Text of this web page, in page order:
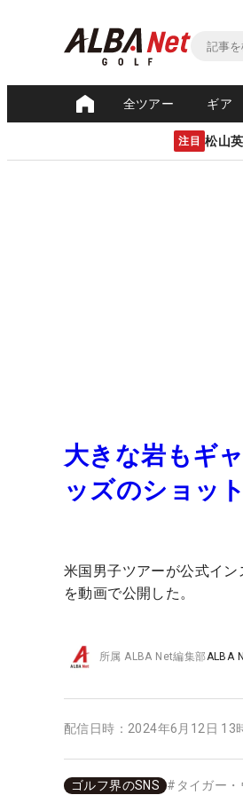
全ツアー ギア
注目 松山
大きな岩もギ
ッズのショッ
米国男子ツアーが公式イ
を動画で公開した。
所属ALBA Net編集部ALBA
配信日時： 2024年6月12日 13
ゴルフ界のSNS # タイガー